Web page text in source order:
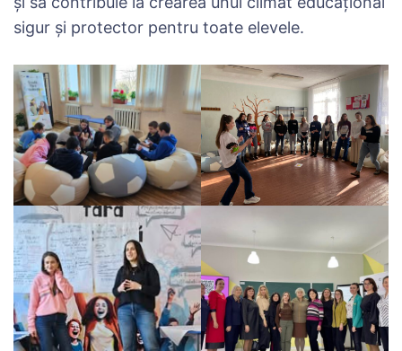
sigur și protector pentru toate elevele.